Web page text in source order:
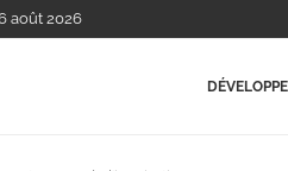
août 2026